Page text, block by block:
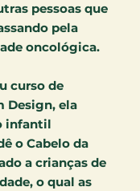
pessoas que
pela
oncológica.
curso de
Design, ela
infantil
o Cabelo da
a crianças de
o qual as